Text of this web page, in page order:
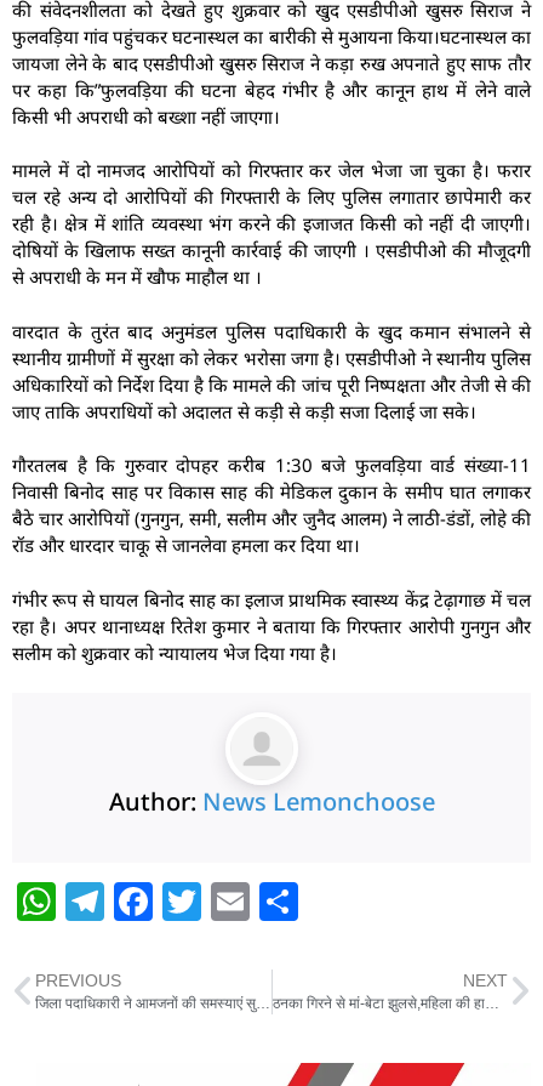
की संवेदनशीलता को देखते हुए शुक्रवार को खुद एसडीपीओ खुसरु सिराज ने
फुलवड़िया गांव पहुंचकर घटनास्थल का बारीकी से मुआयना किया।घटनास्थल का
जायजा लेने के बाद एसडीपीओ खुसरु सिराज ने कड़ा रुख अपनाते हुए साफ तौर
पर कहा कि”फुलवड़िया की घटना बेहद गंभीर है और कानून हाथ में लेने वाले
किसी भी अपराधी को बख्शा नहीं जाएगा।
मामले में दो नामजद आरोपियों को गिरफ्तार कर जेल भेजा जा चुका है। फरार
चल रहे अन्य दो आरोपियों की गिरफ्तारी के लिए पुलिस लगातार छापेमारी कर
रही है। क्षेत्र में शांति व्यवस्था भंग करने की इजाजत किसी को नहीं दी जाएगी।
दोषियों के खिलाफ सख्त कानूनी कार्रवाई की जाएगी । एसडीपीओ की मौजूदगी
से अपराधी के मन में खौफ माहौल था ।
वारदात के तुरंत बाद अनुमंडल पुलिस पदाधिकारी के खुद कमान संभालने से
स्थानीय ग्रामीणों में सुरक्षा को लेकर भरोसा जगा है। एसडीपीओ ने स्थानीय पुलिस
अधिकारियों को निर्देश दिया है कि मामले की जांच पूरी निष्पक्षता और तेजी से की
जाए ताकि अपराधियों को अदालत से कड़ी से कड़ी सजा दिलाई जा सके।
गौरतलब है कि गुरुवार दोपहर करीब 1:30 बजे फुलवड़िया वार्ड संख्या-11
निवासी बिनोद साह पर विकास साह की मेडिकल दुकान के समीप घात लगाकर
बैठे चार आरोपियों (गुनगुन, समी, सलीम और जुनैद आलम) ने लाठी-डंडों, लोहे की
रॉड और धारदार चाकू से जानलेवा हमला कर दिया था।
गंभीर रूप से घायल बिनोद साह का इलाज प्राथमिक स्वास्थ्य केंद्र टेढ़ागाछ में चल
रहा है। अपर थानाध्यक्ष रितेश कुमार ने बताया कि गिरफ्तार आरोपी गुनगुन और
सलीम को शुक्रवार को न्यायालय भेज दिया गया है।
Author: News Lemonchoose
W
at
s
T
e
g
F
e
T
er
E
ai
l e
PREVIOUS
जिला पदाधिकारी ने आमजनों की समस्याएं सुनीं,निदान का दिया भरोसा
NEXT
ठनका गिरने से मां-बेटा झुलसे,महिला की हालत गंभीर